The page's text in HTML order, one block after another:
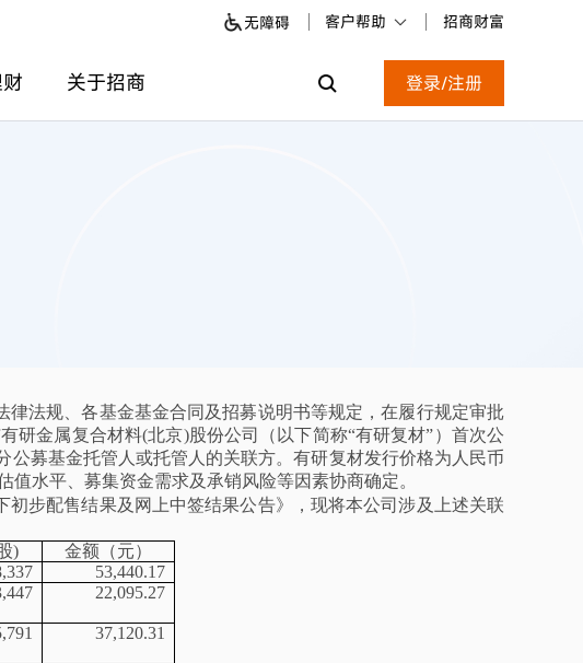
无障碍 客户帮助 招商财富
登录/注册
关于招商
法规、各基金基金合同及招募说明书等规定，在履行规定审批
研金属复合材料(北京)股份公司（以下简称“有研复材”）首次公
募基金托管人或托管人的关联方。有研复材发行价格为人民币
水平、募集资金需求及承销风险等因素协商确定。
步配售结果及网上中签结果公告》，现将本公司涉及上述关联
)
金额（元）
53,440.17
22,095.27
37,120.31